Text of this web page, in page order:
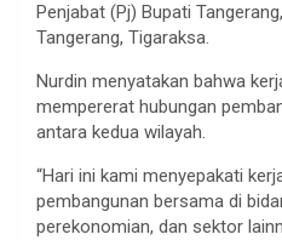
Penjabat (Pj) Bupati
Tangerang, Tigaraksa.
Nurdin menyatakan bahwa
mempererat hubungan
antara kedua wilayah.
“Hari ini kami menyepakati
pembangunan bersama di
perekonomian, dan sektor